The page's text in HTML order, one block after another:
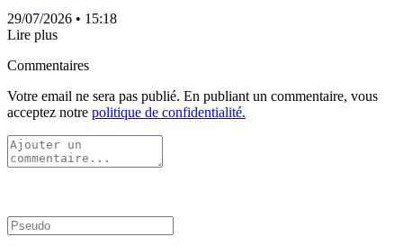
29/07/2026 • 15:18
Lire plus
Commentaires
Votre email ne sera pas publié. En publiant un commentaire, vous
acceptez notre politique de confidentialité.